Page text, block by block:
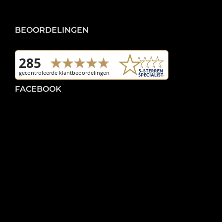
BEOORDELINGEN
FACEBOOK